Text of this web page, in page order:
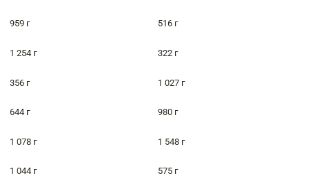
959 г 516 г
1 254 г 322 г
356 г 1 027 г
644 г 980 г
1 078 г 1 548 г
1 044 г 575 г